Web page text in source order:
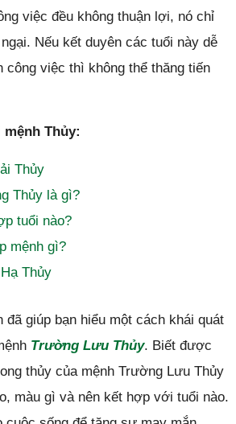
việc đều không thuận lợi, nó chỉ
Nếu kết duyên các tuổi này dễ
công việc thì không thể thăng tiến
Thủy:
Thủy
Thủy là gì?
tuổi nào?
mệnh gì?
Thủy
đã giúp bạn hiểu một cách khái quát
Trường Lưu Thủy. Biết được
thủy của mệnh Trường Lưu Thủy
màu gì và nên kết hợp với tuổi nào.